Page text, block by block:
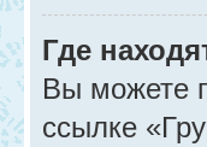
Где
Вы можете
ссылке